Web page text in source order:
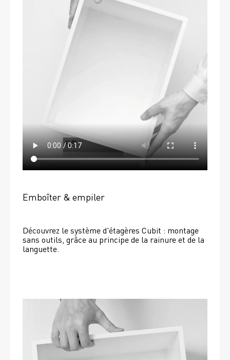
Emboîter & empiler
Découvrez le système d'étagères Cubit : montage
sans outils, grâce au principe de la rainure et de la
languette.